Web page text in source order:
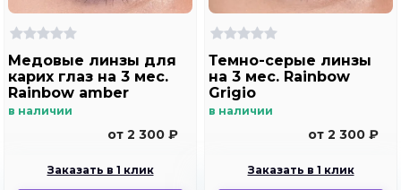
Медовые линзы для
карих глаз на 3 мес.
Rainbow amber
в наличии
от 2 300 ₽
Заказать в 1 клик
Темно-серые линзы
на 3 мес. Rainbow
Grigio
в наличии
от 2 300 ₽
Заказать в 1 клик